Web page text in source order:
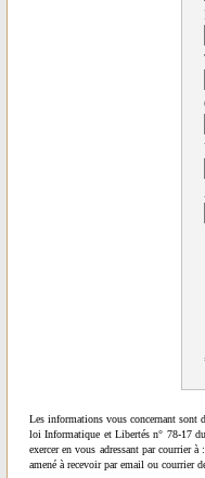
Les informations vous concernant sont
loi Informatique et Libertés n° 78-17
exercer en vous adressant par courrier
amené à recevoir par email ou courrier